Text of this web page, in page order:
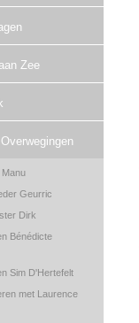
Zee
Manu
Geurric
Dirk
Bénédicte
Sim D'Hertefelt
met Laurence